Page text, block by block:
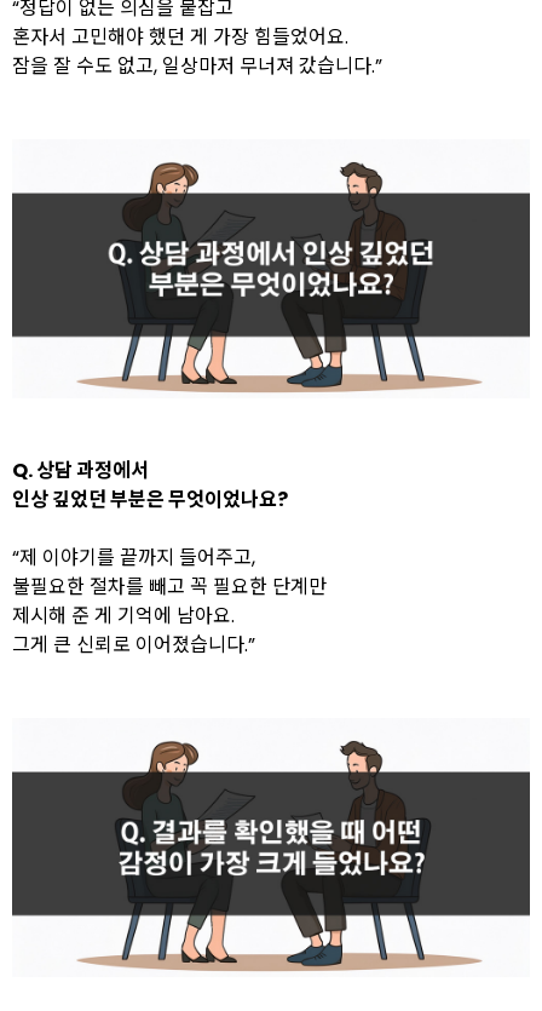
“정답이 없는 의심을 붙잡고
혼자서 고민해야 했던 게 가장 힘들었어요.
잠을 잘 수도 없고, 일상마저 무너져 갔습니다.”
Q. 상담 과정에서
인상 깊었던 부분은 무엇이었나요?
“제 이야기를 끝까지 들어주고,
불필요한 절차를 빼고 꼭 필요한 단계만
제시해 준 게 기억에 남아요.
그게 큰 신뢰로 이어졌습니다.”